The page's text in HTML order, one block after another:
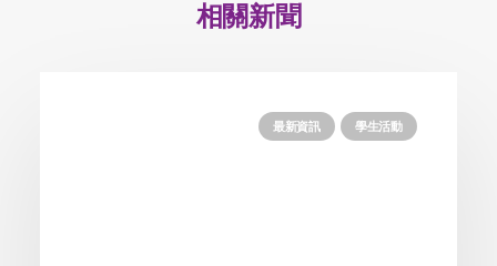
相關新聞
最新資訊 學生活動